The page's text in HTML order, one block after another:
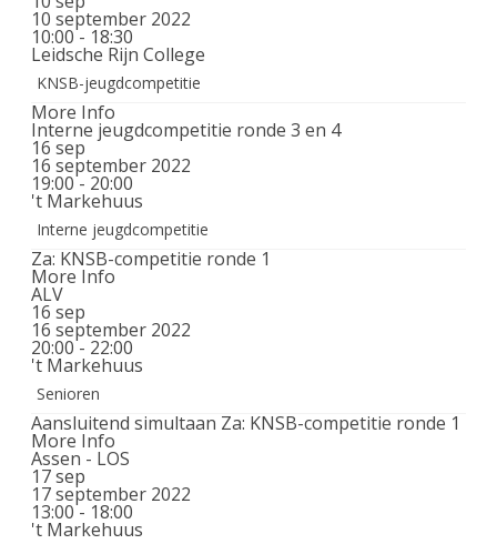
10 september 2022
10:00 - 18:30
Leidsche Rijn College
KNSB-jeugdcompetitie
More Info
Interne jeugdcompetitie ronde 3 en 4
16 sep
16 september 2022
19:00 - 20:00
't Markehuus
Interne jeugdcompetitie
Za: KNSB-competitie ronde 1
More Info
ALV
16 sep
16 september 2022
20:00 - 22:00
't Markehuus
Senioren
Aansluitend simultaan Za: KNSB-competitie ronde 1
More Info
Assen - LOS
17sep
17 september 2022
13:00 - 18:00
't Markehuus